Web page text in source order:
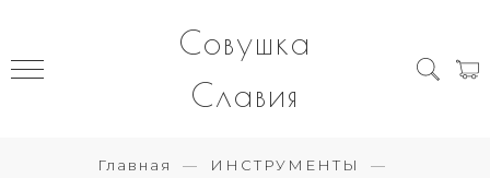
Совушка
Славия
Главная
ИНСТРУМЕНТЫ